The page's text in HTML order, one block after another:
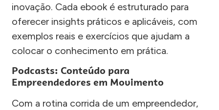
inovação. Cada ebook é estruturado para
oferecer insights práticos e aplicáveis, com
exemplos reais e exercícios que ajudam a
colocar o conhecimento em prática.
Podcasts: Conteúdo para
Empreendedores em Movimento
Com a rotina corrida de um empreendedor,